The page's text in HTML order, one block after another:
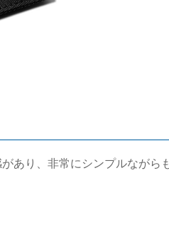
あり、非常にシンプルながら